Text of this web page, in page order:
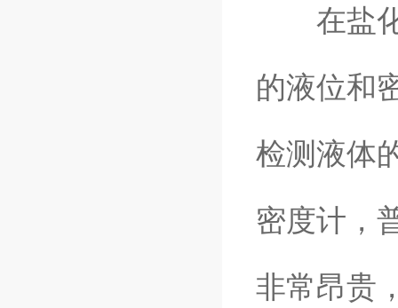
在盐化
的液位和
检测液体
密度计，
非常昂贵